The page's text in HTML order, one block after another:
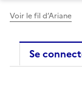
Voir le fil d’Ariane
Primary
Se